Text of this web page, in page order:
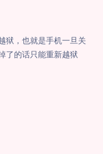
狱，也就是手机一旦关
了的话只能重新越狱